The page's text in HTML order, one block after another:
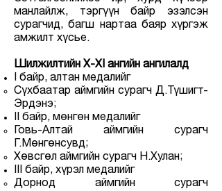
манлайлж, тэргүүн байр эзэлсэн
сурагчид, багш нартаа баяр хүргэж
амжилт хүсье.
Шилжилтийн X-XI ангийн ангилалд
I байр, алтан медалийг
Сүхбаатар аймгийн сурагч Д.Түшигт-
Эрдэнэ;
II байр, мөнгөн медалийг
Говь-Алтай аймгийн сурагч
Г.Мөнгөнсувд;
Хөвсгөл аймгийн сурагч Н.Хулан;
III байр, хүрэл медалийг
Дорнод аймгийн сурагч